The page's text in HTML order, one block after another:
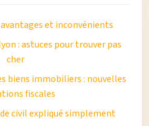
et inconvénients
: astuces pour trouver pas
cher
biens immobiliers : nouvelles
fiscales
civil expliqué simplement